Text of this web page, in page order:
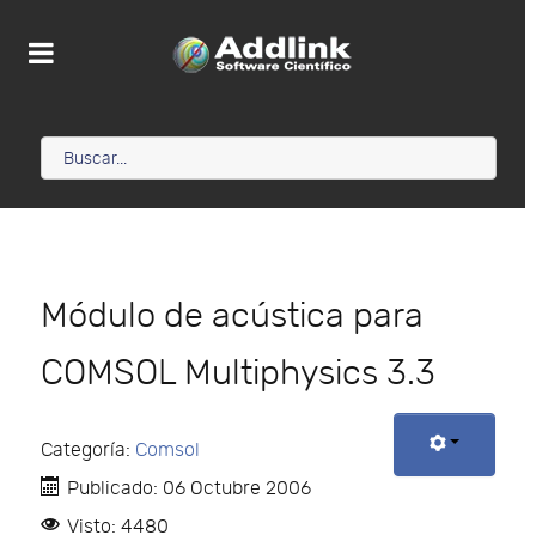
Módulo de acústica para
COMSOL Multiphysics 3.3
Categoría: Comsol
Publicado: 06 Octubre 2006
Visto: 4480